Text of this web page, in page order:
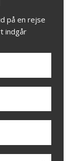
på en rejse
indgår